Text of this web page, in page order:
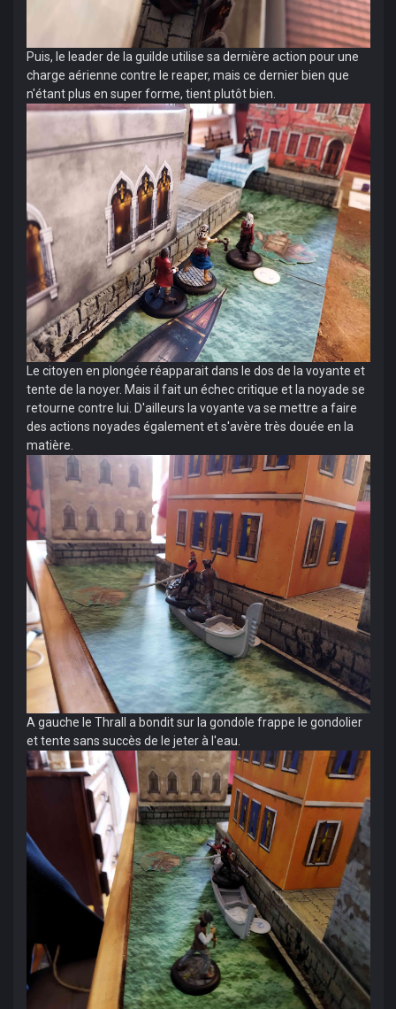
Puis, le leader de la guilde utilise sa dernière action pour une
charge aérienne contre le reaper, mais ce dernier bien que
n'étant plus en super forme, tient plutôt bien.
Le citoyen en plongée réapparait dans le dos de la voyante et
tente de la noyer. Mais il fait un échec critique et la noyade se
retourne contre lui. D'ailleurs la voyante va se mettre a faire
des actions noyades également et s'avère très douée en la
matière.
A gauche le Thrall a bondit sur la gondole frappe le gondolier
et tente sans succès de le jeter à l'eau.